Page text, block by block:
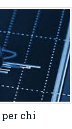
per chi